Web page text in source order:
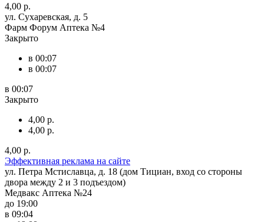
4,00 р.
ул. Сухаревская, д. 5
Фарм Форум Аптека №4
Закрыто
в 00:07
в 00:07
в 00:07
Закрыто
4,00 р.
4,00 р.
4,00 р.
Эффективная реклама на сайте
ул. Петра Мстиславца, д. 18 (дом Тициан, вход со стороны
двора между 2 и 3 подъездом)
Медвакс Аптека №24
до 19:00
в 09:04